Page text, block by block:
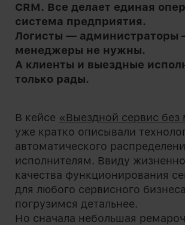
CRM. Все делает единая
система предприятия.
Логисты — администраторы
менеджеры не нужны.
А клиенты и выездные
только рады.
В кейсе «Выездной сервис
уже кратко описывали
автоматического
исполнителям. Ввиду
качества функционирования
для любого сервисного
погрузимся детальнее.
Но сначала небольшая